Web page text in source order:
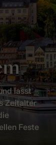
lasst
Zeitalter
Feste